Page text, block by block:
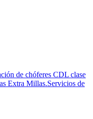
de chóferes CDL clase
Extra Millas.Servicios de